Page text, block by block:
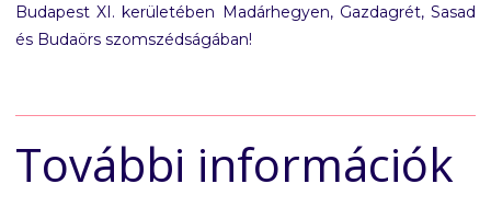
Budapest XI. kerületében Madárhegyen, Gazdagrét, Sasad
és Budaörs szomszédságában!
További információk